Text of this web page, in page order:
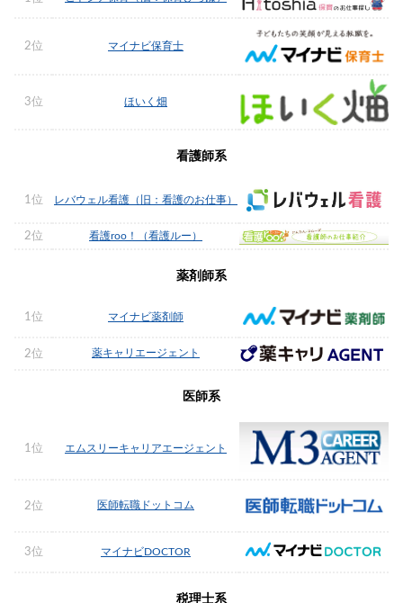
2位 マイナビ保育士
3位 ほいく畑
看護師系
1位 レバウェル看護（旧：看護のお仕事）
2位 看護roo！（看護ルー）
薬剤師系
1位 マイナビ薬剤師
2位 薬キャリエージェント
医師系
1位 エムスリーキャリアエージェント
2位 医師転職ドットコム
3位 マイナビDOCTOR
税理士系